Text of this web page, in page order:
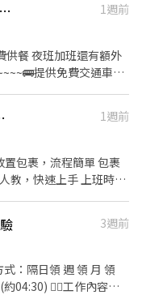
沒關係！新人可先報名
排班。 ・天天有場次：
動、想瘦身的夥伴。穿
大方展現自我：只要您
。 📋 招募說明
。 ・新手試作：初次報
。 ・適合對象：性格
次排班者優先（一週能
水公司全部提供，自己
・全台皆有團隊：桃城
，中彰雲嘉南、高屏亦
，當天就能看到實際工
／天
市龍潭區｜龍園五
龍潭大池 約10分鐘 🚗
🛠
日班｜07:00－
固定班別） 🍱 中午休
公司規定） ✅ 工作穩
，完整教育訓練 📌 應
✔ 可配合加班 ✔無塵
嗎？ 歡迎立即私訊報名
👍 日領最高5200供餐供宿-組包裝操作機台
1週前
工作內容： 組裝、
明:週休六日 #提供
包裹理貨員）
1週前
包裹，流程簡單 包裹
3週前
領 週 領 月 領
04:30) 👉🏻工作內容：